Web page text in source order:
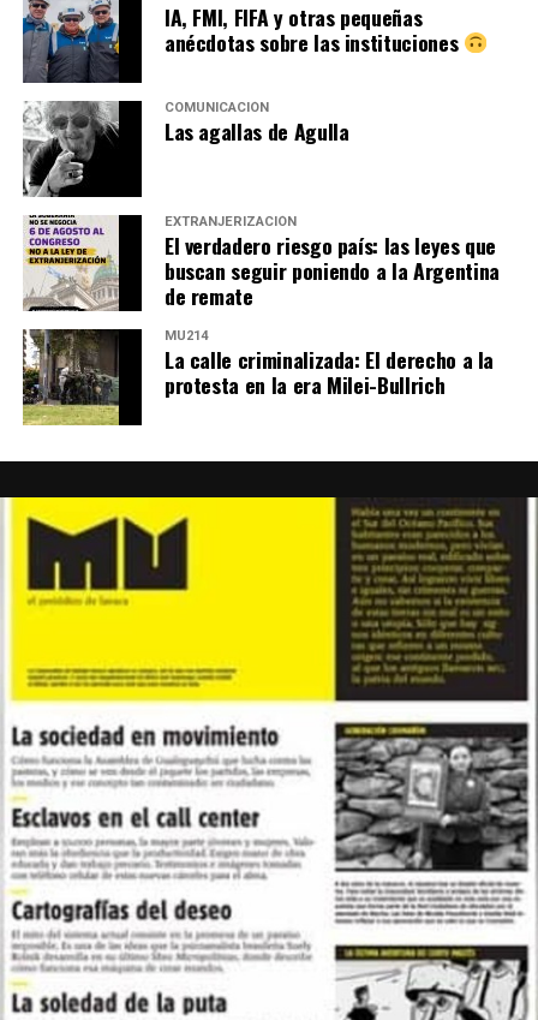
Walter saluda con un beso, sonríe y se mete en la
marcha.
IA, FMI, FIFA y otras pequeñas
anécdotas sobre las instituciones
COMUNICACIÓN
Las agallas de Agulla
EXTRANJERIZACIÓN
El verdadero riesgo país: las leyes que
buscan seguir poniendo a la Argentina
de remate
MU214
La calle criminalizada: El derecho a la
protesta en la era Milei-Bullrich